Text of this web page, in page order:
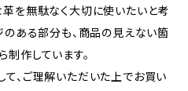
を無駄なく大切に使いたいと考
のある部分も、商品の見えない箇
作しています。
、ご理解いただいた上でお買い